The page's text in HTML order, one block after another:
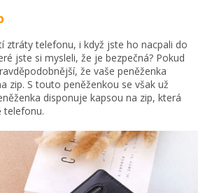
ztráty telefonu, i když jste ho nacpali do
jste si mysleli, že je bezpečná? Pokud
že vaše peněženka
zip. S touto peněženkou se však už
disponuje kapsou na zip, která
telefonu.